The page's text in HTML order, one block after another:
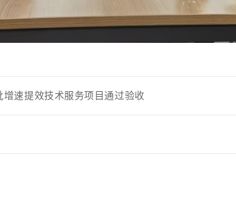
速提效技术服务项目通过验收